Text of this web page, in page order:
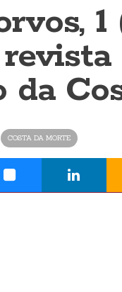
da
COSTA DA MORTE